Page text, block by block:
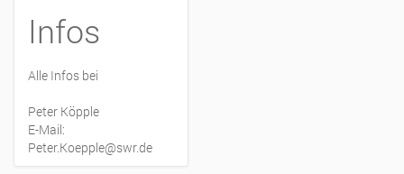
Infos
Alle Infos bei
Peter Köpple
E-Mail:
Peter.Koepple@swr.de